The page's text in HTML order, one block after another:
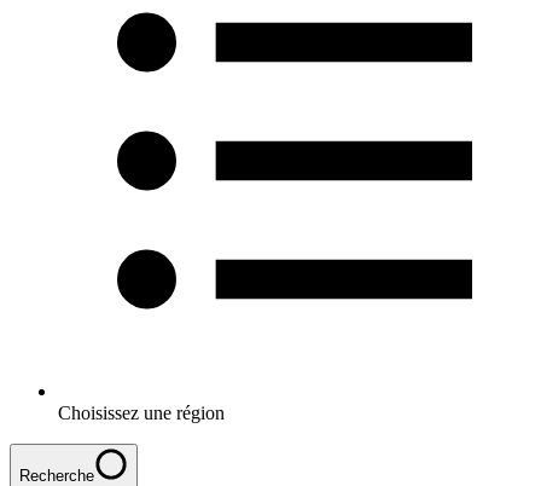
Choisissez une région
Recherche